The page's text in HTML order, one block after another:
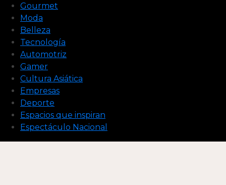
Gourmet
Moda
Belleza
Tecnología
Automotriz
Gamer
Cultura Asiática
Empresas
Deporte
Espacios que inspiran
Espectáculo Nacional